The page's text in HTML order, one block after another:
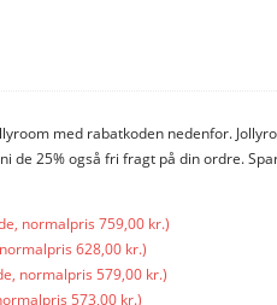
med rabatkoden nedenfor.
25% også fri fragt på din ordre.
normalpris 759,00 kr.)
628,00 kr.)
normalpris 579,00 kr.)
573,00 kr.)